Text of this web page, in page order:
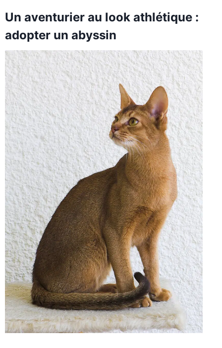
Un aventurier au look athlétique :
adopter un abyssin